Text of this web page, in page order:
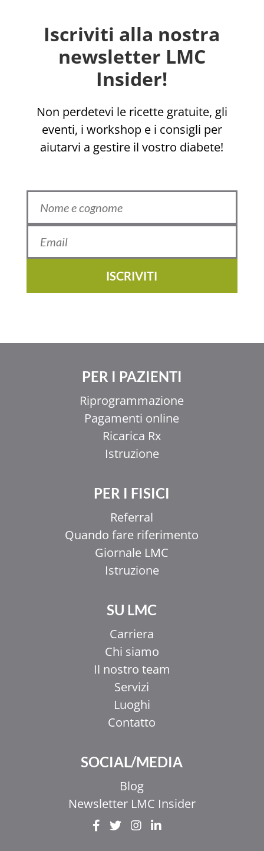
Iscriviti alla nostra
newsletter LMC
Insider!
Non perdetevi le ricette gratuite, gli
eventi, i workshop e i consigli per
aiutarvi a gestire il vostro diabete!
ISCRIVITI
PER I PAZIENTI
Riprogrammazione
Pagamenti online
Ricarica Rx
Istruzione
PER I FISICI
Referral
Quando fare riferimento
Giornale LMC
Istruzione
SU LMC
Carriera
Chi siamo
Il nostro team
Servizi
Luoghi
Contatto
SOCIAL/MEDIA
Blog
Newsletter LMC Insider